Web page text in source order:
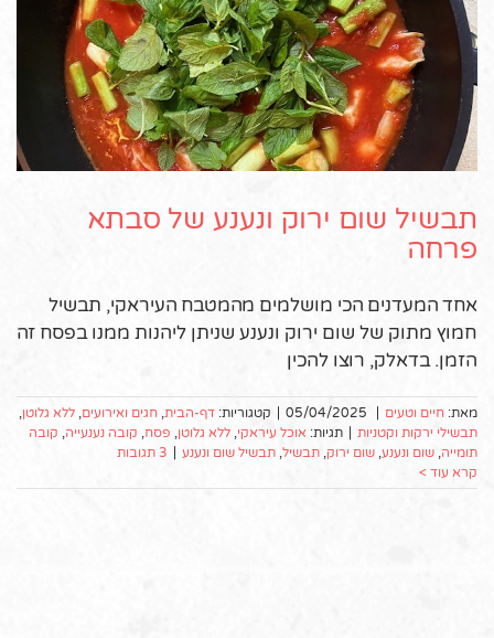
תבשיל שום ירוק ונענע של סבתא
פרחה
אחד המעדנים הכי מושלמים מהמטבח העיראקי, תבשיל
חמוץ מתוק של שום ירוק ונענע שניתן ליהנות ממנו בפסח זה
הזמן. בדאלק, רוצו להכין
מאת: חיים וטעים 05/04/2025 קטגוריות: דף-הבית, חגים ואירועים, ללא גלוטן,
תבשילי ירקות וקטניות
תגיות: אוכל עיראקי, ללא גלוטן, פסח, קובה נענעייה, קובה
תומייה, שום ונענע, שום ירוק, תבשיל, תבשיל שום ונענע
3 תגובות
קרא עוד >